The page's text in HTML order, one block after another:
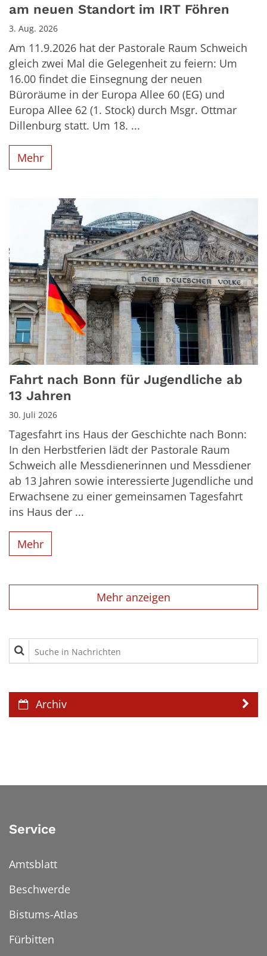
am neuen Standort im IRT Föhren
3. Aug. 2026
Am 11.9.2026 hat der Pastorale Raum Schweich
gleich zwei Mal die Gelegenheit zu feiern: Um
16.00 findet die Einsegnung der neuen
Büroräume in der Europa Allee 60 (EG) und
Europa Allee 62 (1. Stock) durch Msgr. Ottmar
Dillenburg statt. Um 18. ...
Mehr
Fahrt nach Bonn für Jugendliche ab
13 Jahren
30. Juli 2026
Tagesfahrt ins Haus der Geschichte nach Bonn:
In den Herbstferien lädt der Pastorale Raum
Schweich alle Messdienerinnen und Messdiener
ab 13 Jahren sowie interessierte Jugendliche und
Erwachsene zu einer gemeinsamen Tagesfahrt
ins Haus der ...
Mehr
Mehr anzeigen
Suche in Nachrichten
Archiv
Service
Amtsblatt
Beschwerde
Bistums-Atlas
Fürbitten